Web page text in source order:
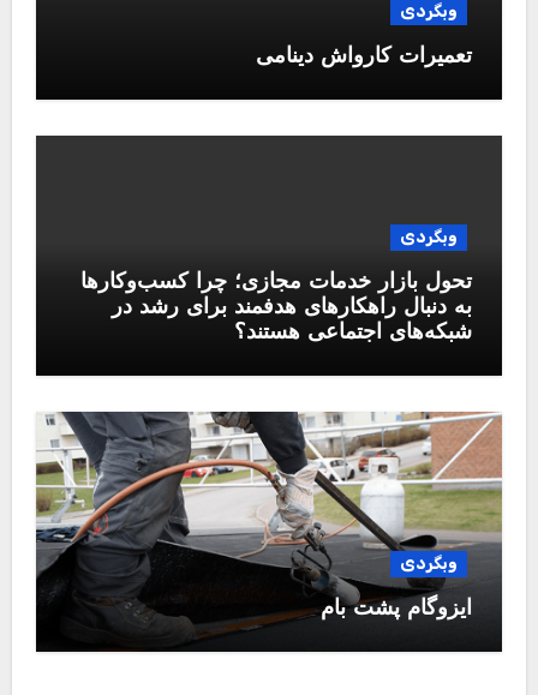
وبگردی
تعمیرات کارواش دینامی
وبگردی
تحول بازار خدمات مجازی؛ چرا کسب‌وکارها
به دنبال راهکارهای هدفمند برای رشد در
شبکه‌های اجتماعی هستند؟
وبگردی
ایزوگام پشت بام